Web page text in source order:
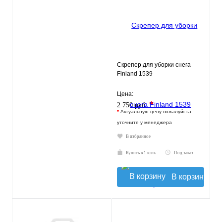
Скрепер для уборки снега
Finland 1539
Цена:
2 750 руб. *
* Актуальную цену пожалуйста
уточните у менеджера
В избранное
Купить в 1 клик Под заказ
В корзину